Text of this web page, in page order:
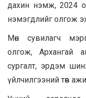
дахин нэмж, 2024
нэмэгдлийг олгож
Мөн сувилагч
олгож, Архангай
сургалт, эрдэм
үйлчилгээний төв